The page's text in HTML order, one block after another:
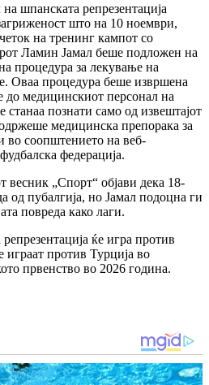
шпанската репрезентација
што на 10 ноември,
на тренинг кампот со
Ламин Јамал беше подложен на
процедура за лекување на
Оваа процедура беше извршена
до медицинскиот персонал на
станаа познати само од извештајот
медицинска препорака за
во соопштението на веб-
федерација.
весник „Спорт“ објави дека 18-
од пубалгија, но Јамал подоцна ги
повреда како лаги.
ќе игра против
играат против Турција во
првенство во 2026 година.